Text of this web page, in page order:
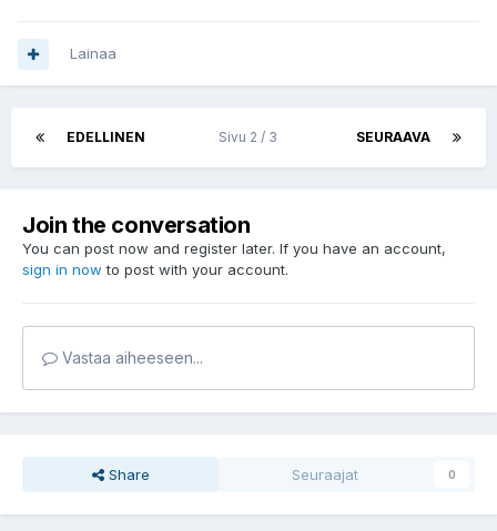
Lainaa
EDELLINEN SEURAAVA
Sivu 2 / 3
Join the conversation
You can post now and register later. If you have an account,
sign in now to post with your account.
Vastaa aiheeseen...
Share Seuraajat 0